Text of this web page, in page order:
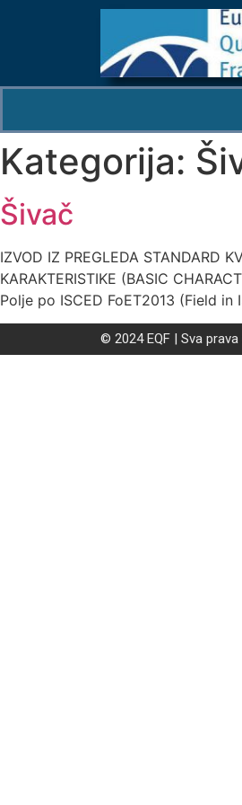
Kategorija:
Šivač
IZVOD IZ PREGLEDA STANDARD
KARAKTERISTIKE (BASIC
Polje po ISCED FoET2013 (Field
© 2024 EQF | Sva prava